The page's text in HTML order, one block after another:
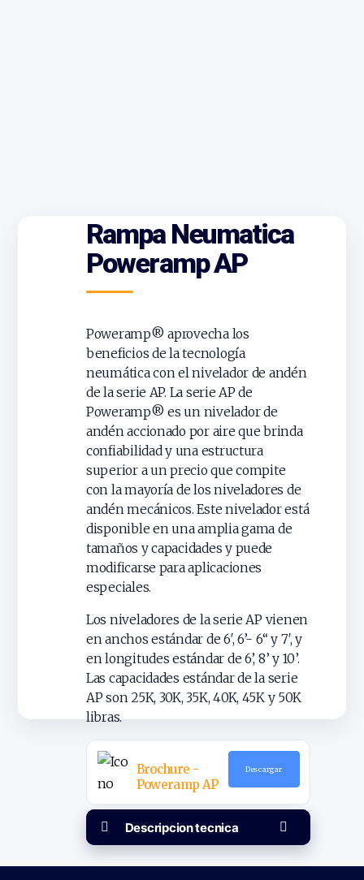
Rampa Neumatica
Poweramp AP
Poweramp® aprovecha los
beneficios de la tecnología
neumática con el nivelador de andén
de la serie AP. La serie AP de
Poweramp® es un nivelador de
andén accionado por aire que brinda
confiabilidad y una estructura
superior a un precio que compite
con la mayoría de los niveladores de
andén mecánicos. Este nivelador está
disponible en una amplia gama de
tamaños y capacidades y puede
modificarse para aplicaciones
especiales.
Los niveladores de la serie AP vienen
en anchos estándar de 6′, 6’- 6“ y 7′, y
en longitudes estándar de 6’, 8’ y 10’.
Las capacidades estándar de la serie
AP son 25K, 30K, 35K, 40K, 45K y 50K
libras.
Brochure -
Poweramp AP
Descargar
Descripcion tecnica